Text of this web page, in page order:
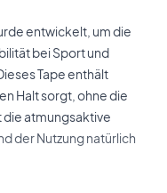
entwickelt, um die
bei Sport und
Tape enthält
Halt sorgt, ohne die
die atmungsaktive
der Nutzung natürlich